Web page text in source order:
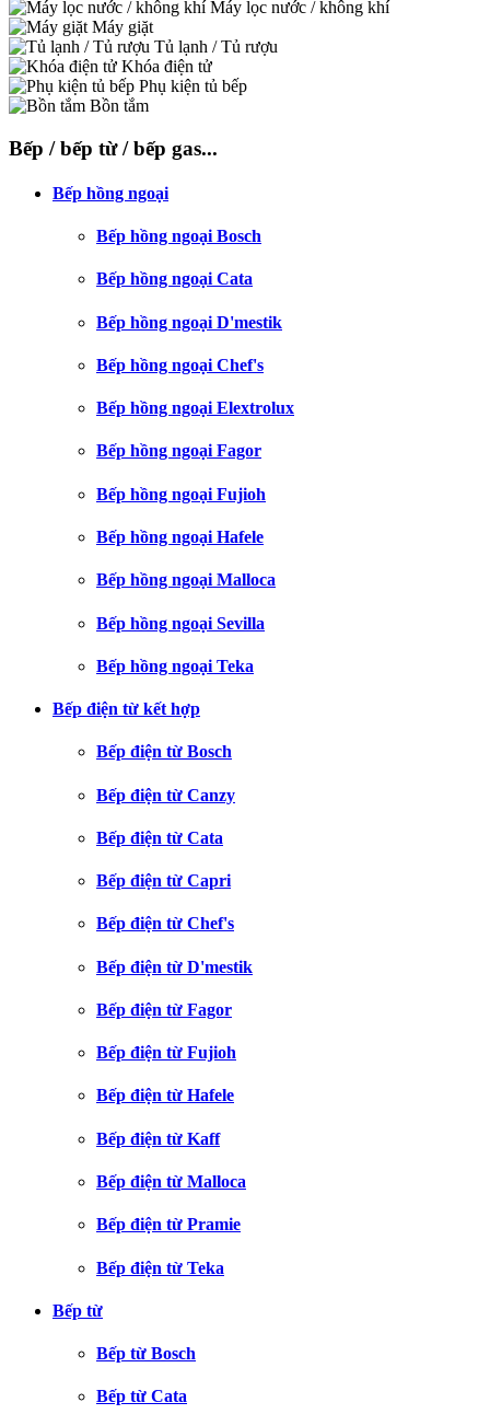
Máy lọc nước / không khí
Máy giặt
Tủ lạnh / Tủ rượu
Khóa điện tử
Phụ kiện tủ bếp
Bồn tắm
Bếp / bếp từ / bếp gas...
Bếp hồng ngoại
Bếp hồng ngoại Bosch
Bếp hồng ngoại Cata
Bếp hồng ngoại D'mestik
Bếp hồng ngoại Chef's
Bếp hồng ngoại Elextrolux
Bếp hồng ngoại Fagor
Bếp hồng ngoại Fujioh
Bếp hồng ngoại Hafele
Bếp hồng ngoại Malloca
Bếp hồng ngoại Sevilla
Bếp hồng ngoại Teka
Bếp điện từ kết hợp
Bếp điện từ Bosch
Bếp điện từ Canzy
Bếp điện từ Cata
Bếp điện từ Capri
Bếp điện từ Chef's
Bếp điện từ D'mestik
Bếp điện từ Fagor
Bếp điện từ Fujioh
Bếp điện từ Hafele
Bếp điện từ Kaff
Bếp điện từ Malloca
Bếp điện từ Pramie
Bếp điện từ Teka
Bếp từ
Bếp từ Bosch
Bếp từ Cata